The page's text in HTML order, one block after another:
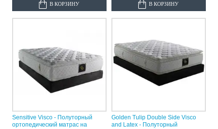
В КОРЗИНУ В КОРЗИНУ
Sensitive Visco - Полуторный
ортопедический матрас на
Golden Tulip Double Side Visco
and Latex - Полуторный